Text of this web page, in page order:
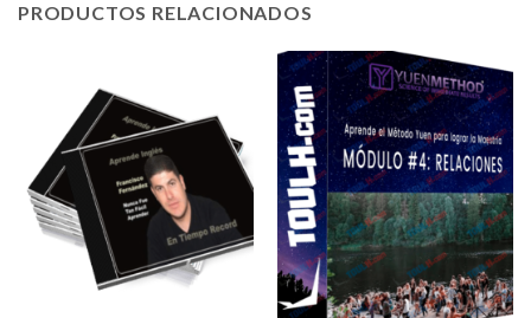
PRODUCTOS RELACIONADOS